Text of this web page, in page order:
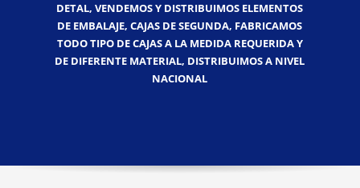
DETAL, VENDEMOS Y DISTRIBUIMOS ELEMENTOS
DE EMBALAJE, CAJAS DE SEGUNDA, FABRICAMOS
TODO TIPO DE CAJAS A LA MEDIDA REQUERIDA Y
DE DIFERENTE MATERIAL, DISTRIBUIMOS A NIVEL
NACIONAL